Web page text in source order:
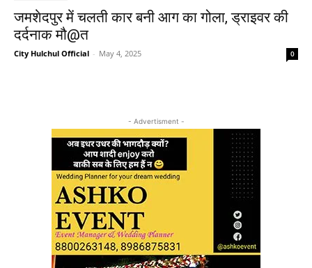
जमशेदपुर में चलती कार बनी आग का गोला, ड्राइवर की
दर्दनाक मौ@त
City Hulchul Official - May 4, 2025 0
- Advertisment -